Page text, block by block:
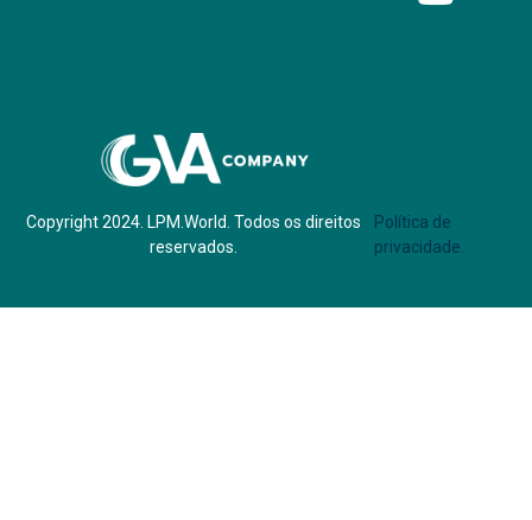
Copyright 2024. LPM.World. Todos os direitos
reservados.
Política de
privacidade.